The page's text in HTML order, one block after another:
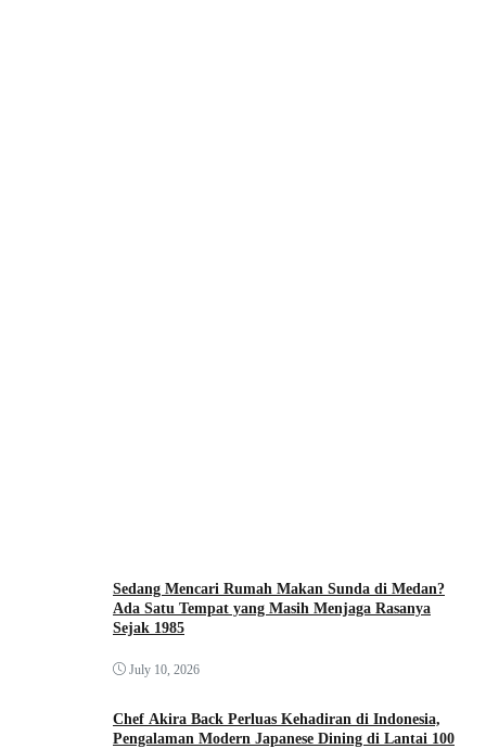
Sedang Mencari Rumah Makan Sunda di Medan?
Ada Satu Tempat yang Masih Menjaga Rasanya
Sejak 1985
July 10, 2026
Chef Akira Back Perluas Kehadiran di Indonesia,
Pengalaman Modern Japanese Dining di Lantai 100